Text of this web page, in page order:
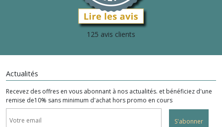
125 avis clients
Actualités
Recevez des offres en vous abonnant à nos actualités. et bénéficiez d'une
remise de10% sans minimum d'achat hors promo en cours
S'abonner